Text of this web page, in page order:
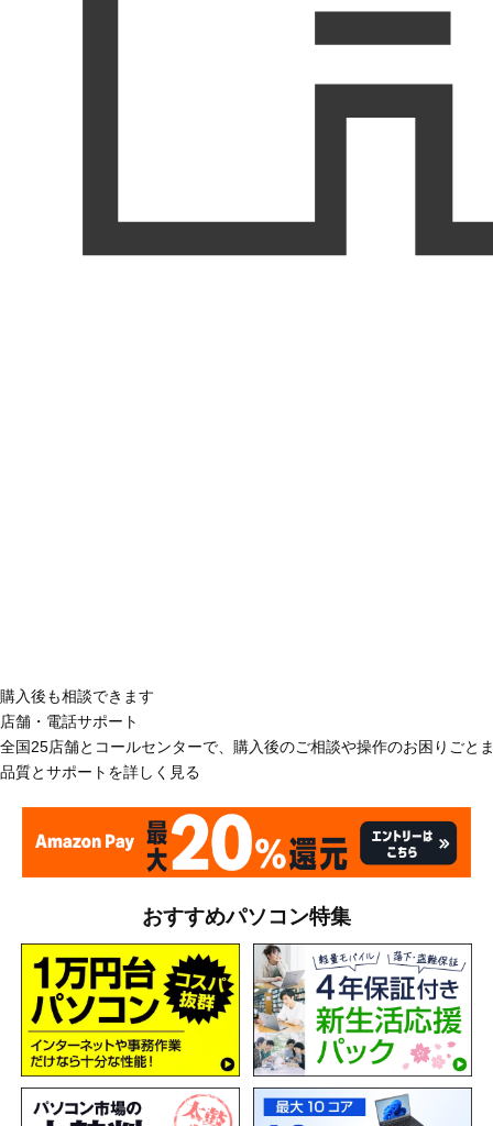
購入後も相談できます
店舗・電話サポート
全国25店舗とコールセンターで、購入後のご相談や操作のお困りごと
品質とサポートを詳しく見る
おすすめパソコン特集